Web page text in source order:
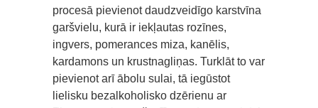
procesā pievienot daudzveidīgo karstvīna
garšvielu, kurā ir iekļautas rozīnes,
ingvers, pomerances miza, kanēlis,
kardamons un krustnagliņas. Turklāt to var
pievienot arī ābolu sulai, tā iegūstot
lielisku bezalkoholisko dzērienu ar